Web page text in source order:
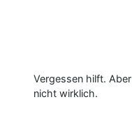
Vergessen hilft. Aber
nicht wirklich.